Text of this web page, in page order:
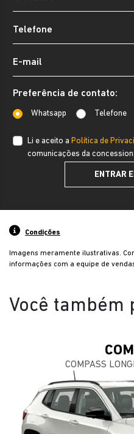
Preferência de contato:
Whatsapp Telefone
Li e aceito a Política de
comunicações da
ENTRAR
Condições
Imagens meramente ilustrativas.
informações com a equipe de
Você também
COMPASS